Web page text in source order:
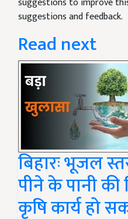
suggestions and feedback.
Read next
बिहारः भूजल
पीने के पानी
कृषि कार्य हो